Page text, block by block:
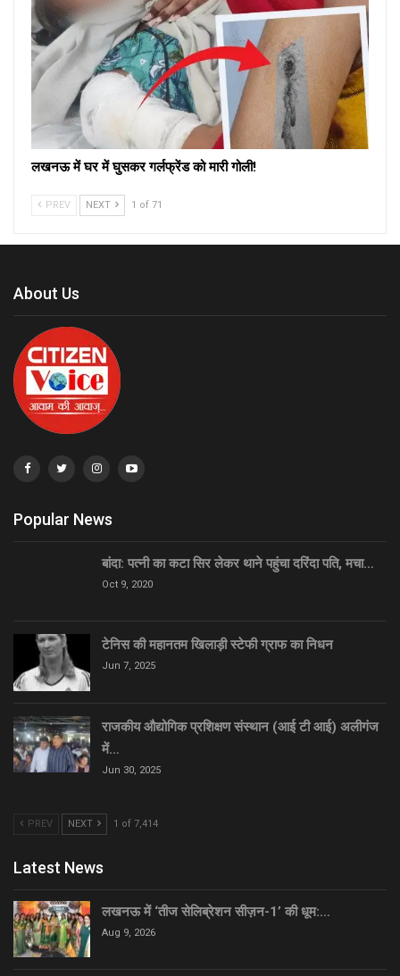
लखनऊ में घर में घुसकर गर्लफ्रेंड को मारी गोली!
PREV NEXT 1 of 71
About Us
Popular News
बांदा: पत्नी का कटा सिर लेकर थाने पहुंचा दरिंदा पति, मचा…
Oct 9, 2020
टेनिस की महानतम खिलाड़ी स्टेफी ग्राफ का निधन
Jun 7, 2025
राजकीय औद्योगिक प्रशिक्षण संस्थान (आई टी आई) अलीगंज
में…
Jun 30, 2025
PREV NEXT 1 of 7,414
Latest News
लखनऊ में ‘तीज सेलिब्रेशन सीज़न-1’ की धूम:…
Aug 9, 2026